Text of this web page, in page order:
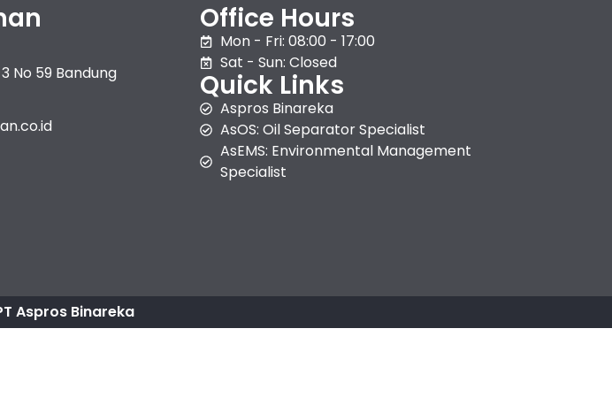
No 59 Bandung
Office Hours
Mon - Fri: 08:00 - 17:00
Sat - Sun: Closed
Quick Links
Aspros Binareka
AsOS: Oil Separator Specialist
AsEMS: Environmental Management
Specialist
Aspros Binareka